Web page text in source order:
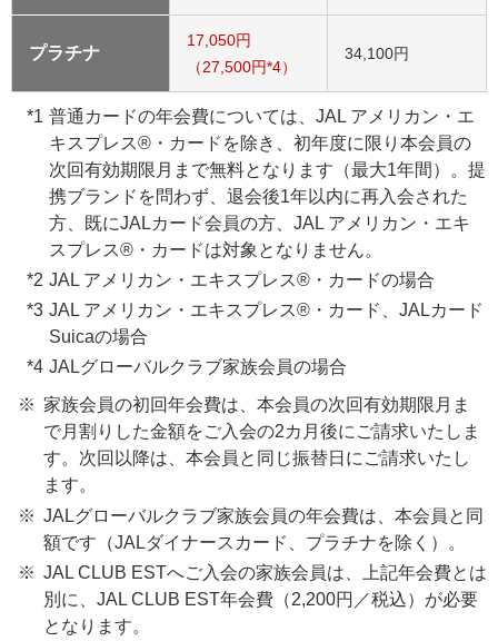
プラチナ
17,050円
（27,500円*4）
34,100円
普通カードの年会費については、JAL アメリカン・エ
キスプレス®・カードを除き、初年度に限り本会員の
次回有効期限月まで無料となります（最大1年間）。提
携ブランドを問わず、退会後1年以内に再入会された
方、既にJALカード会員の方、JAL アメリカン・エキ
スプレス®・カードは対象となりません。
JAL アメリカン・エキスプレス®・カードの場合
JAL アメリカン・エキスプレス®・カード、JALカード
Suicaの場合
JALグローバルクラブ家族会員の場合
家族会員の初回年会費は、本会員の次回有効期限月ま
で月割りした金額をご入会の2カ月後にご請求いたしま
す。次回以降は、本会員と同じ振替日にご請求いたし
ます。
JALグローバルクラブ家族会員の年会費は、本会員と同
額です（JALダイナースカード、プラチナを除く）。
JAL CLUB ESTへご入会の家族会員は、上記年会費とは
別に、JAL CLUB EST年会費（2,200円／税込）が必要
となります。